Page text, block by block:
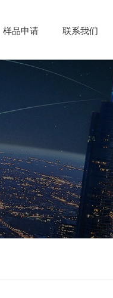
样品申请
样品申请 联系我们
联系我们